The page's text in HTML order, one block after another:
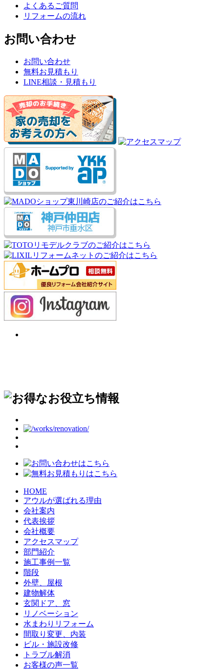
よくあるご質問
リフォームの流れ
お問い合わせ
お問い合わせ
無料お見積もり
LINE相談・見積もり
HOME
アウルが選ばれる理由
会社案内
代表挨拶
会社概要
アクセスマップ
部門紹介
施工事例一覧
階段
外壁、屋根
建物解体
玄関ドア、窓
リノベーション
水まわりリフォーム
間取り変更、内装
ビル・施設改修
トラブル解消
お客様の声一覧